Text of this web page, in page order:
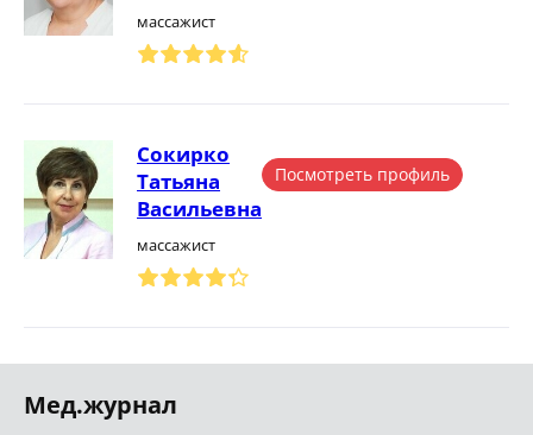
массажист
Сокирко
Татьяна
Васильевна
массажист
Посмотреть профиль
Мед.журнал